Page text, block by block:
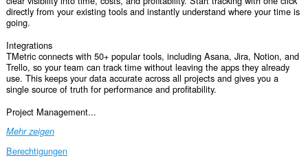
directly from your existing tools and instantly understand where your time is
going.
Integrations
TMetric connects with 50+ popular tools, including Asana, Jira, Notion, and
Trello, so your team can track time without leaving the apps they already
use. This keeps your data accurate across all projects and gives you a
single source of truth for performance and profitability.
Project Management...
Mehr zeigen
Berechtigungen